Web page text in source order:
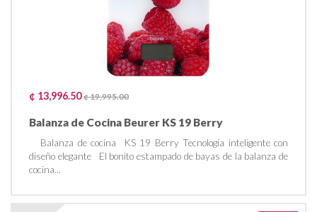
¢ 13,996.50¢ 19,995.00
Balanza de Cocina Beurer KS 19 Berry
Balanza de cocina KS 19 Berry Tecnología inteligente con
diseño elegante El bonito estampado de bayas de la balanza de
cocina...